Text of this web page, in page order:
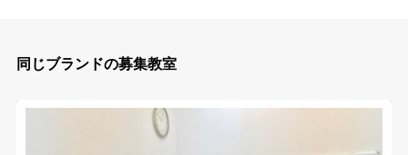
同じブランドの募集教室